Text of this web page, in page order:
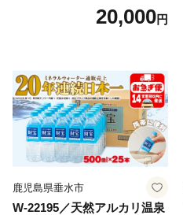
20,000円
鹿児島県垂水市
W-22195／天然アルカリ温泉